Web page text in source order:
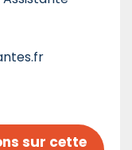
sur cette